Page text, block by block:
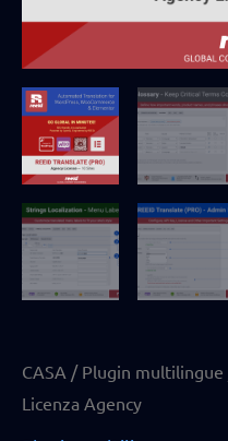
CASA / Plugin multilingue
Licenza Agency